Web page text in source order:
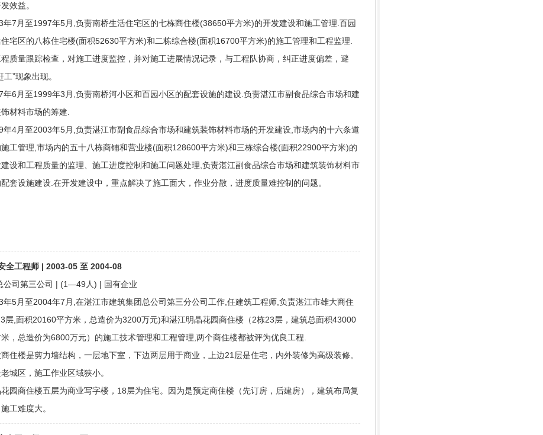
效益。
年7月至1997年5月,负责南桥生活住宅区的七栋商住楼(38650平方米)的开发建设和施工管理.百园
宅区的八栋住宅楼(面积52630平方米)和二栋综合楼(面积16700平方米)的施工管理和工程监理.
程质量跟踪检查，对施工进度监控，并对施工进展情况记录，与工程队协商，纠正进度偏差，避
工”现象出现。
年6月至1999年3月,负责南桥河小区和百园小区的配套设施的建设.负责湛江市副食品综合市场和建
材料市场的筹建.
年4月至2003年5月,负责湛江市副食品综合市场和建筑装饰材料市场的开发建设,市场内的十六条道
施工管理,市场内的五十八栋商铺和营业楼(面积128600平方米)和三栋综合楼(面积22900平方米)的
设和工程质量的监理、施工进度控制和施工问题处理,负责湛江副食品综合市场和建筑装饰材料市
套设施建设.在开发建设中，重点解决了施工面大，作业分散，进度质量难控制的问题。
全工程师 | 2003-05 至 2004-08
公司第三公司 | (1—49人) | 国有企业
年5月至2004年7月,在湛江市建筑集团总公司第三分公司工作,任建筑工程师,负责湛江市雄大商住
层,面积20160平方米，总造价为3200万元)和湛江明晶花园商住楼（2栋23层，建筑总面积43000
，总造价为6800万元）的施工技术管理和工程管理,两个商住楼都被评为优良工程.
住楼是剪力墙结构，一层地下室，下边两层用于商业，上边21层是住宅，内外装修为高级装修。
城区，施工作业区域狭小。
园商住楼五层为商业写字楼，18层为住宅。因为是预定商住楼（先订房，后建房），建筑布局复
工难度大。